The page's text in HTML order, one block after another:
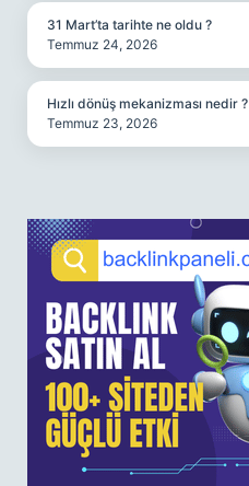
31 Mart’ta tarihte ne oldu ?
Temmuz 24, 2026
Hızlı dönüş mekanizması nedir ?
Temmuz 23, 2026